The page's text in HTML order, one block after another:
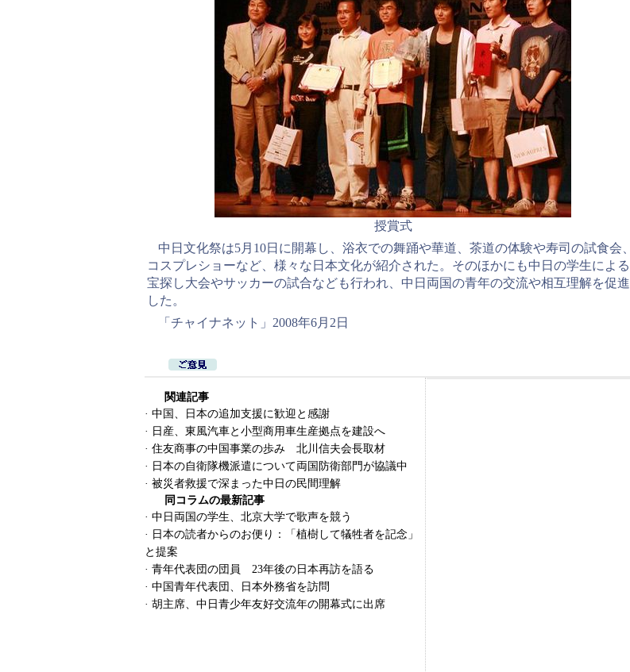
授賞式
中日文化祭は5月10日に開幕し、浴衣での舞踊や華道、茶道の体験や寿司の試食会、
コスプレショーなど、様々な日本文化が紹介された。そのほかにも中日の学生による
宝探し大会やサッカーの試合なども行われ、中日両国の青年の交流や相互理解を促進
した。
「チャイナネット」2008年6月2日
関連記事
· 中国、日本の追加支援に歓迎と感謝
· 日産、東風汽車と小型商用車生産拠点を建設へ
· 住友商事の中国事業の歩み 北川信夫会長取材
· 日本の自衛隊機派遣について両国防衛部門が協議中
· 被災者救援で深まった中日の民間理解
同コラムの最新記事
· 中日両国の学生、北京大学で歌声を競う
· 日本の読者からのお便り：「植樹して犠牲者を記念」
と提案
· 青年代表団の団員 23年後の日本再訪を語る
· 中国青年代表団、日本外務省を訪問
· 胡主席、中日青少年友好交流年の開幕式に出席